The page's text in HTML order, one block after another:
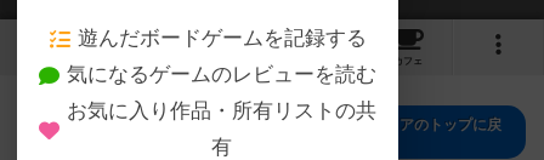
1
カフェ
ギャングスターパラダイス：ハロウィン・ナイトメアのトップに戻
遊んだボードゲームを記録する
気になるゲームのレビューを読む
お気に入り作品・所有リストの共
有